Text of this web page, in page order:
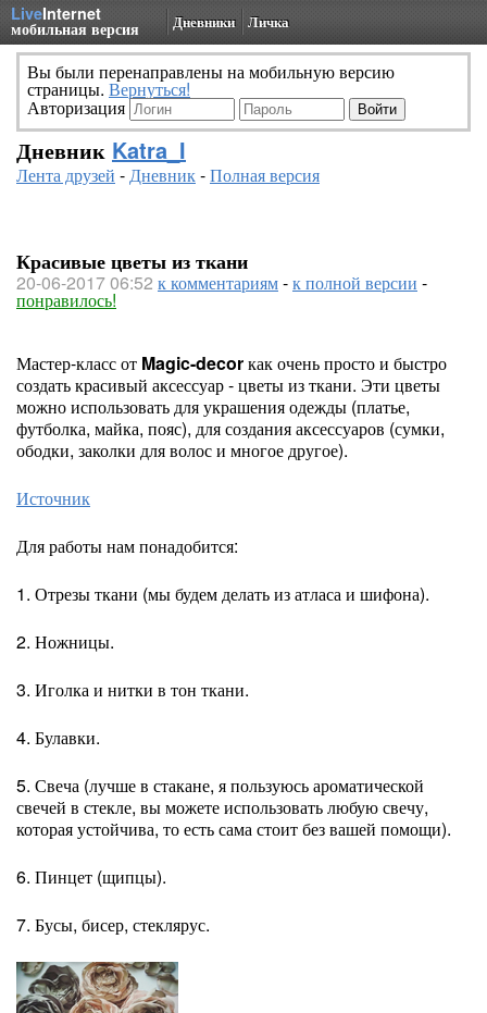
LiveInternet
мобильная версия Дневники Личка
Вы были перенаправлены на мобильную версию
страницы. Вернуться!
Авторизация
Дневник Katra_I
Лента друзей -Дневник-Полная версия
Красивые цветы из ткани
20-06-2017 06:52 к комментариям-к полной версии -
понравилось!
Мастер-класс от Magic-decorкак очень просто и быстро
создать красивый аксессуар - цветы из ткани. Эти цветы
можно использовать для украшения одежды (платье,
футболка, майка, пояс), для создания аксессуаров (сумки,
ободки, заколки для волос и многое другое).
Источник
Для работы нам понадобится:
1. Отрезы ткани (мы будем делать из атласа и шифона).
2. Ножницы.
3. Иголка и нитки в тон ткани.
4. Булавки.
5. Свеча (лучше в стакане, я пользуюсь ароматической
свечей в стекле, вы можете использовать любую свечу,
которая устойчива, то есть сама стоит без вашей помощи).
6. Пинцет (щипцы).
7. Бусы, бисер, стеклярус.